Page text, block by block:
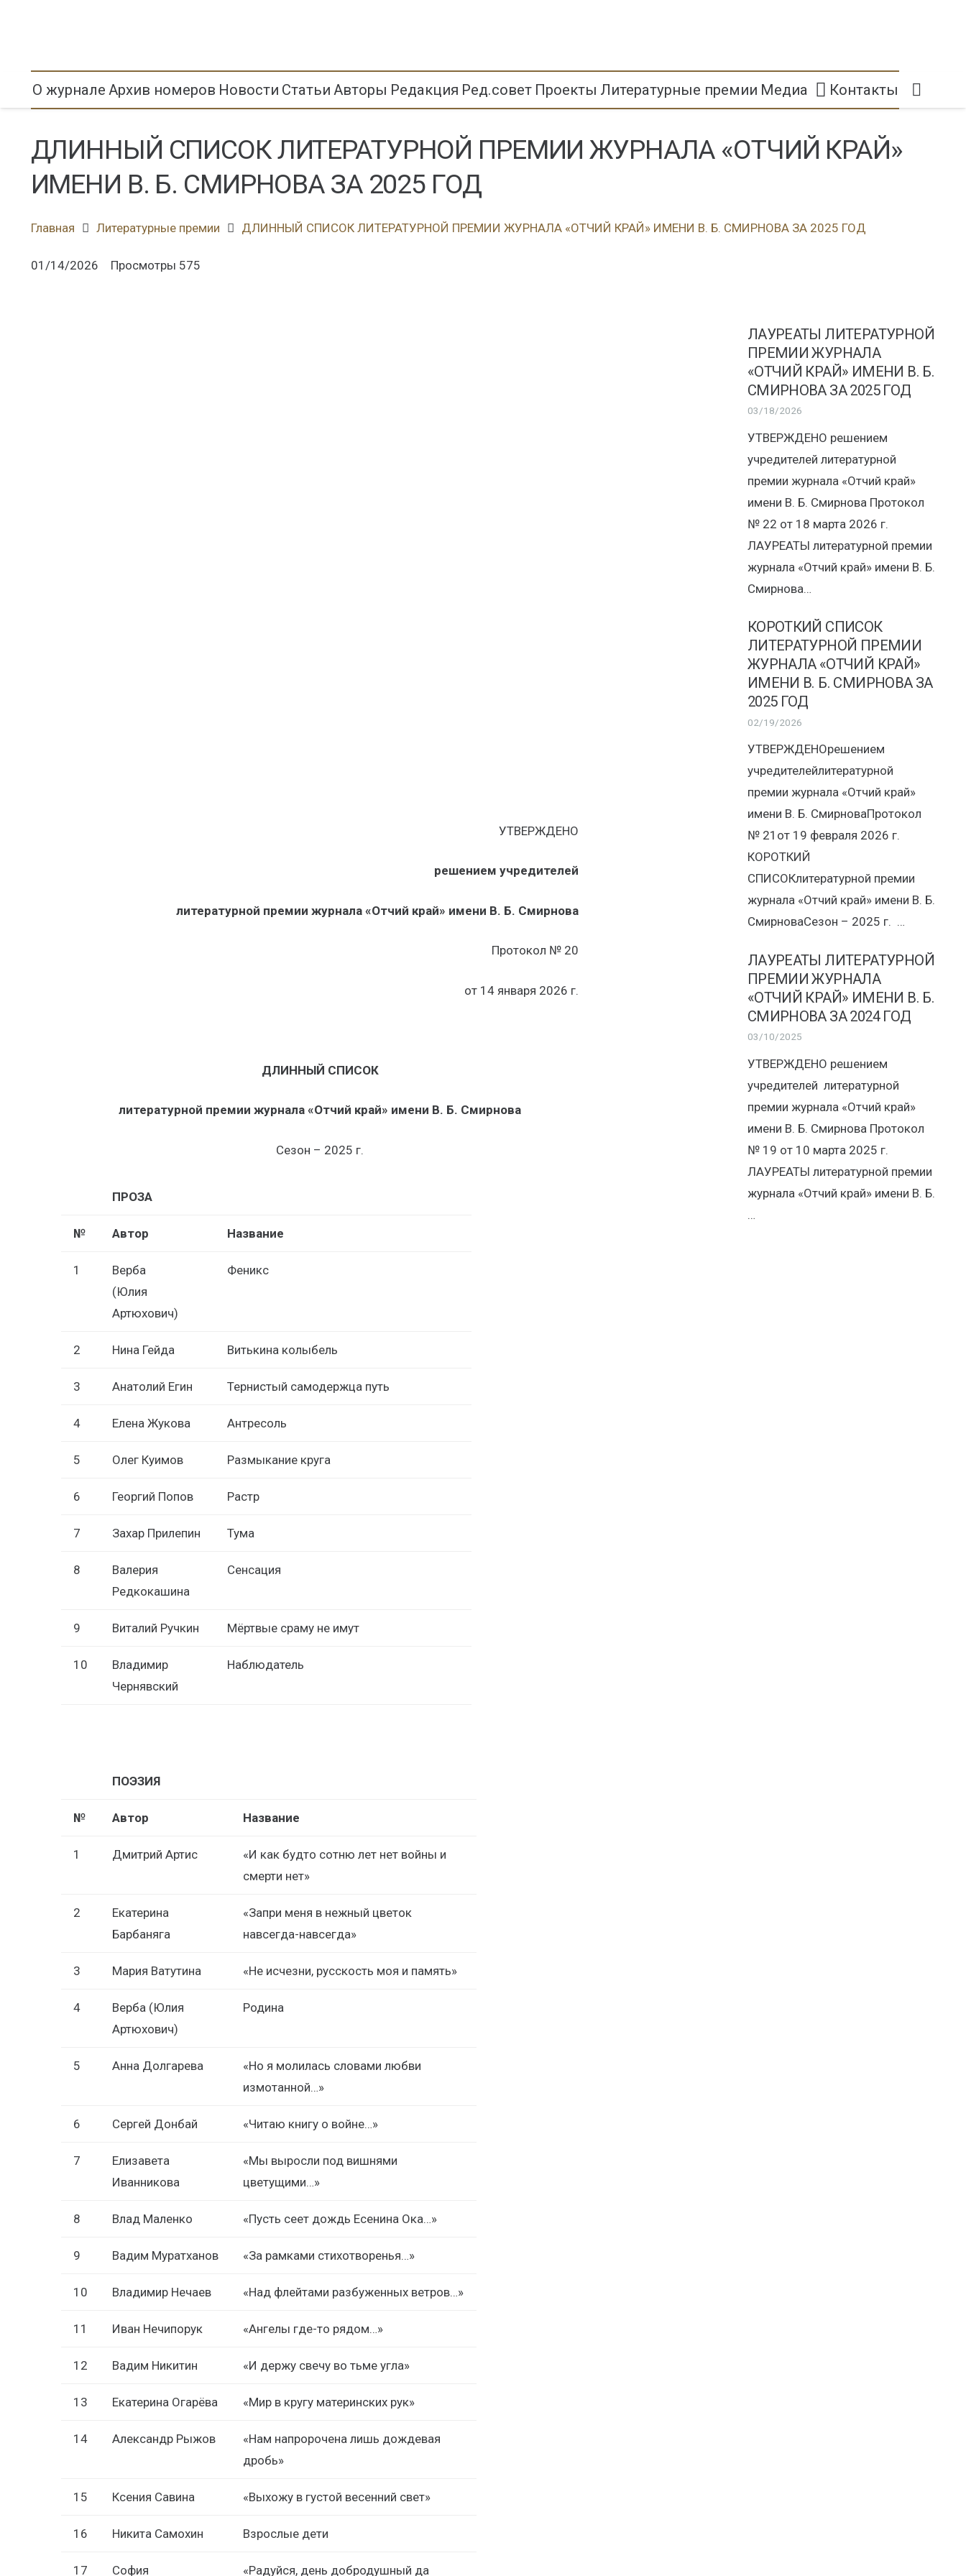
О журнале Архив номеров Новости Статьи Авторы Редакция Ред.совет Проекты Литературные премии Медиа Контакты
ДЛИННЫЙ СПИСОК ЛИТЕРАТУРНОЙ ПРЕМИИ ЖУРНАЛА «ОТЧИЙ КРАЙ»
ИМЕНИ В. Б. СМИРНОВА ЗА 2025 ГОД
Главная Литературные премии ДЛИННЫЙ СПИСОК ЛИТЕРАТУРНОЙ ПРЕМИИ ЖУРНАЛА «ОТЧИЙ КРАЙ» ИМЕНИ В. Б. СМИРНОВА ЗА 2025 ГОД
01/14/2026 Просмотры 575
УТВЕРЖДЕНО
решением учредителей
литературной премии журнала «Отчий край» имени В. Б. Смирнова
Протокол № 20
от 14 января 2026 г.
ДЛИННЫЙ СПИСОК
литературной премии журнала «Отчий край» имени В. Б. Смирнова
Сезон – 2025 г.
ПРОЗА
№ Автор Название
1
Верба
(Юлия
Артюхович)
Феникс
2 Нина Гейда Витькина колыбель
3 Анатолий Егин Тернистый самодержца путь
4 Елена Жукова Антресоль
5 Олег Куимов Размыкание круга
6 Георгий Попов Растр
7 Захар Прилепин Тума
8
Валерия
Редкокашина
Сенсация
9 Виталий Ручкин Мёртвые сраму не имут
10
Владимир
Чернявский
Наблюдатель
ПОЭЗИЯ
№ Автор Название
1 Дмитрий Артис
«И как будто сотню лет нет войны и
смерти нет»
2
Екатерина
Барбаняга
«Запри меня в нежный цветок
навсегда-навсегда»
3 Мария Ватутина «Не исчезни, русскость моя и память»
4
Верба (Юлия
Артюхович)
Родина
5 Анна Долгарева
«Но я молилась словами любви
измотанной…»
6 Сергей Донбай «Читаю книгу о войне…»
7
Елизавета
Иванникова
«Мы выросли под вишнями
цветущими…»
8 Влад Маленко «Пусть сеет дождь Есенина Ока…»
9 Вадим Муратханов «За рамками стихотворенья…»
10 Владимир Нечаев «Над флейтами разбуженных ветров…»
11 Иван Нечипорук «Ангелы где-то рядом…»
12 Вадим Никитин «И держу свечу во тьме угла»
13 Екатерина Огарёва «Мир в кругу материнских рук»
14 Александр Рыжов
«Нам напророчена лишь дождевая
дробь»
15 Ксения Савина «Выхожу в густой весенний свет»
16 Никита Самохин Взрослые дети
17 София «Радуйся, день добродушный да
ЛАУРЕАТЫ ЛИТЕРАТУРНОЙ
ПРЕМИИ ЖУРНАЛА
«ОТЧИЙ КРАЙ» ИМЕНИ В. Б.
СМИРНОВА ЗА 2025 ГОД
03/18/2026
УТВЕРЖДЕНО решением
учредителей литературной
премии журнала «Отчий край»
имени В. Б. Смирнова Протокол
№ 22 от 18 марта 2026 г.
ЛАУРЕАТЫ литературной премии
журнала «Отчий край» имени В. Б.
Смирнова…
КОРОТКИЙ СПИСОК
ЛИТЕРАТУРНОЙ ПРЕМИИ
ЖУРНАЛА «ОТЧИЙ КРАЙ»
ИМЕНИ В. Б. СМИРНОВА ЗА
2025 ГОД
02/19/2026
УТВЕРЖДЕНОрешением
учредителейлитературной
премии журнала «Отчий край»
имени В. Б. СмирноваПротокол
№ 21от 19 февраля 2026 г.
КОРОТКИЙ
СПИСОКлитературной премии
журнала «Отчий край» имени В. Б.
СмирноваСезон – 2025 г. …
ЛАУРЕАТЫ ЛИТЕРАТУРНОЙ
ПРЕМИИ ЖУРНАЛА
«ОТЧИЙ КРАЙ» ИМЕНИ В. Б.
СМИРНОВА ЗА 2024 ГОД
03/10/2025
УТВЕРЖДЕНО решением
учредителей литературной
премии журнала «Отчий край»
имени В. Б. Смирнова Протокол
№ 19 от 10 марта 2025 г.
ЛАУРЕАТЫ литературной премии
журнала «Отчий край» имени В. Б.
…